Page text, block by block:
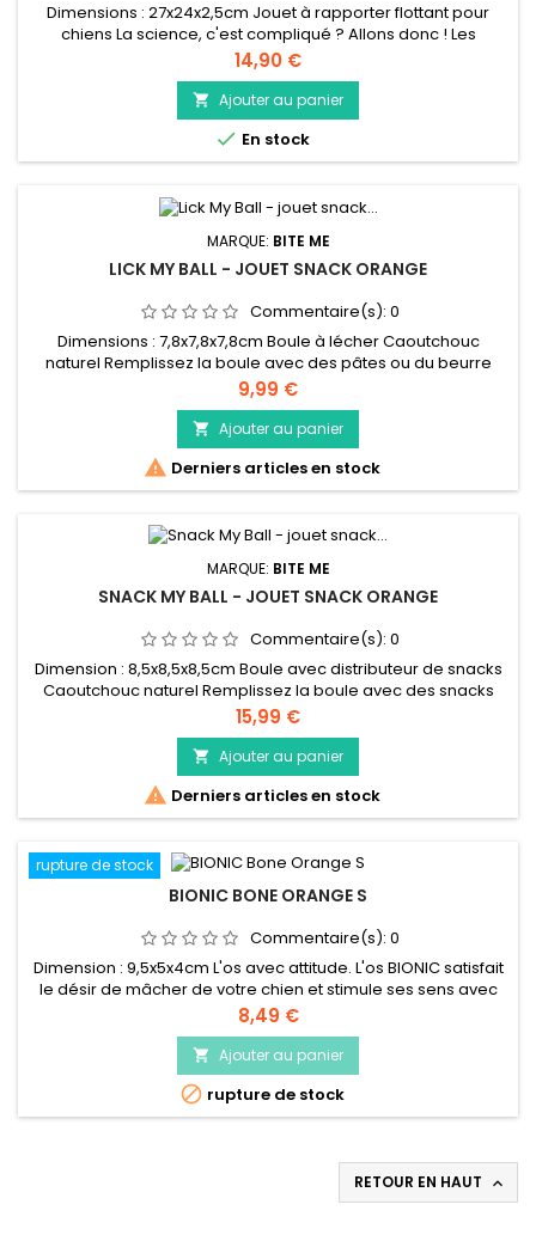
Dimensions : 27x24x2,5cm Jouet à rapporter flottant pour
chiens La science, c'est compliqué ? Allons donc ! Les
molécules du bite me 'Dawg science' forment un jouet à tirer,
mâcher et rapporter sympa en caoutchouc mousse TPR, et
qui flotte sur l'eau.
Prix
14,90 €
 Ajouter au panier
 En stock
MARQUE: BITE ME
LICK MY BALL - JOUET SNACK ORANGE
Commentaire(s): 0
Dimensions : 7,8x7,8x7,8cm Boule à lécher Caoutchouc
naturel Remplissez la boule avec des pâtes ou du beurre
d'arachide pour chiens Stimule la mastication et la morsure
Prix
9,99 €
 Ajouter au panier
 Derniers articles en stock
MARQUE: BITE ME
SNACK MY BALL - JOUET SNACK ORANGE
Commentaire(s): 0
Dimension : 8,5x8,5x8,5cm Boule avec distributeur de snacks
Caoutchouc naturel Remplissez la boule avec des snacks
pour chiens Stimule la mastication et la morsure
Prix
15,99 €
 Ajouter au panier
 Derniers articles en stock
rupture de stock
BIONIC BONE ORANGE S
Commentaire(s): 0
Dimension : 9,5x5x4cm L'os avec attitude. L'os BIONIC satisfait
le désir de mâcher de votre chien et stimule ses sens avec
des crêtes épaisses sur les principales zones de
mastication. Avec une géométrie défensive brevetée, l'os
BIONIC a été conçu pour résister aux mâcheurs puissants et
faire remuer les queues. Sélectionné comme "Meilleurs
jouets pour...
Prix
8,49 €
 Ajouter au panier
 rupture de stock
RETOUR EN HAUT 